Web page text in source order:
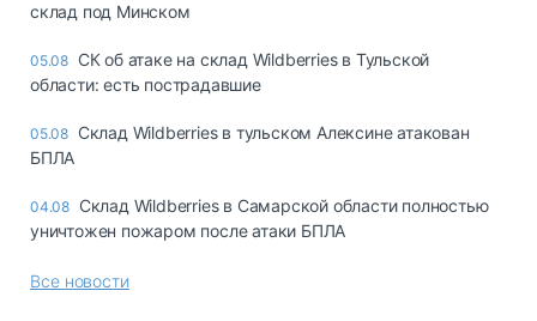
склад под Минском
05.08 СК об атаке на склад Wildberries в Тульской
области: есть пострадавшие
05.08 Склад Wildberries в тульском Алексине атакован
БПЛА
04.08 Склад Wildberries в Самарской области полностью
уничтожен пожаром после атаки БПЛА
Все новости